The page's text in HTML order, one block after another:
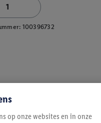
100396732
op onze websites en in onze